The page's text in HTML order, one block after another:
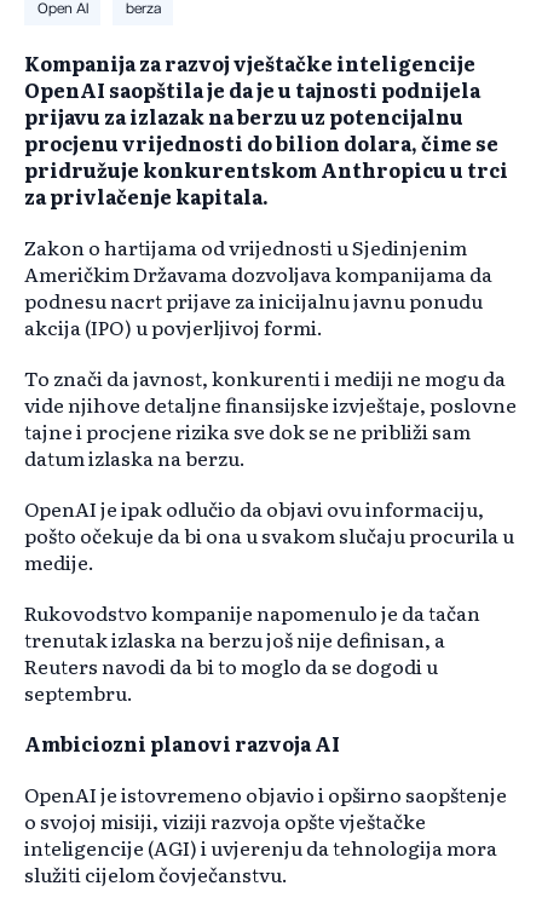
Open AI berza
Kompanija za razvoj vještačke inteligencije
OpenAI saopštila je da je u tajnosti podnijela
prijavu za izlazak na berzu uz potencijalnu
procjenu vrijednosti do bilion dolara, čime se
pridružuje konkurentskom Anthropicu u trci
za privlačenje kapitala.
Zakon o hartijama od vrijednosti u Sjedinjenim
Američkim Državama dozvoljava kompanijama da
podnesu nacrt prijave za inicijalnu javnu ponudu
akcija (IPO) u povjerljivoj formi.
To znači da javnost, konkurenti i mediji ne mogu da
vide njihove detaljne finansijske izvještaje, poslovne
tajne i procjene rizika sve dok se ne približi sam
datum izlaska na berzu.
OpenAI je ipak odlučio da objavi ovu informaciju,
pošto očekuje da bi ona u svakom slučaju procurila u
medije.
Rukovodstvo kompanije napomenulo je da tačan
trenutak izlaska na berzu još nije definisan, a
Reuters navodi da bi to moglo da se dogodi u
septembru.
Ambiciozni planovi razvoja AI
OpenAI je istovremeno objavio i opširno saopštenje
o svojoj misiji, viziji razvoja opšte vještačke
inteligencije (AGI) i uvjerenju da tehnologija mora
služiti cijelom čovječanstvu.